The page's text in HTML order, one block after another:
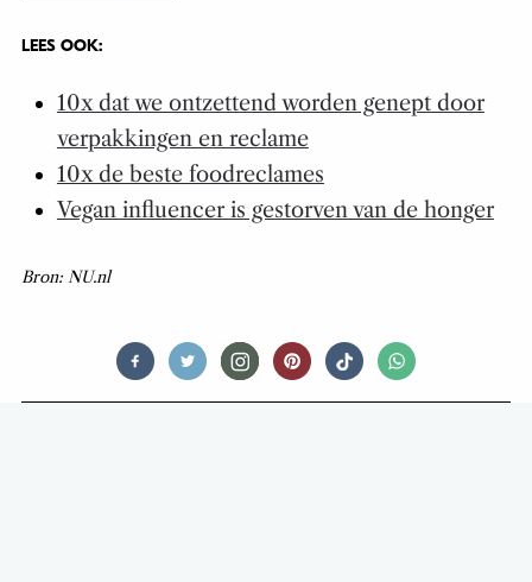
LEES OOK:
10x dat we ontzettend worden genept door
verpakkingen en reclame
10x de beste foodreclames
Vegan influencer is gestorven van de honger
Bron: NU.nl